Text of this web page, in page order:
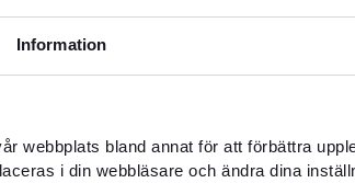
Information
webbplats bland annat för att förbättra
i din webbläsare och ändra dina
Spärra kort öppet dygnet runt